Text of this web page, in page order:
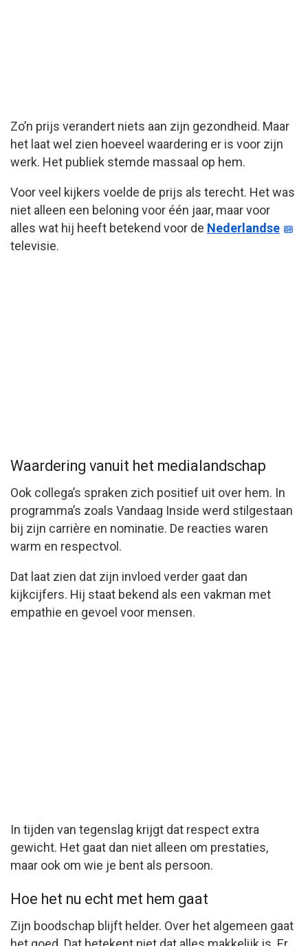
Zo’n prijs verandert niets aan zijn gezondheid. Maar
het laat wel zien hoeveel waardering er is voor zijn
werk. Het publiek stemde massaal op hem.
Voor veel kijkers voelde de prijs als terecht. Het was
niet alleen een beloning voor één jaar, maar voor
alles wat hij heeft betekend voor de Nederlandse
televisie.
Waardering vanuit het medialandschap
Ook collega’s spraken zich positief uit over hem. In
programma’s zoals Vandaag Inside werd stilgestaan
bij zijn carrière en nominatie. De reacties waren
warm en respectvol.
Dat laat zien dat zijn invloed verder gaat dan
kijkcijfers. Hij staat bekend als een vakman met
empathie en gevoel voor mensen.
In tijden van tegenslag krijgt dat respect extra
gewicht. Het gaat dan niet alleen om prestaties,
maar ook om wie je bent als persoon.
Hoe het nu echt met hem gaat
Zijn boodschap blijft helder. Over het algemeen gaat